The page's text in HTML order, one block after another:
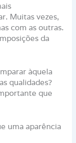
Muitas vezes,
com as outras.
da
àquela
qualidades?
que
uma aparência